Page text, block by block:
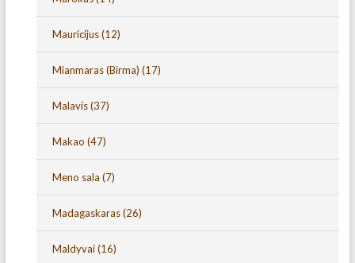
Mauricijus(12)
Mianmaras (Birma) (17)
Malavis(37)
Makao (47)
Meno sala (7)
Madagaskaras(26)
Maldyvai(16)